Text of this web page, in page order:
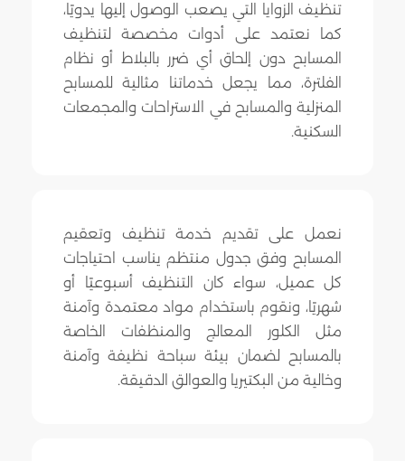
تنظيف الزوايا التي يصعب الوصول إليها يدويًا،
كما نعتمد على أدوات مخصصة لتنظيف
المسابح دون إلحاق أي ضرر بالبلاط أو نظام
الفلترة، مما يجعل خدماتنا مثالية للمسابح
المنزلية والمسابح في الاستراحات والمجمعات
السكنية.
نعمل على تقديم خدمة تنظيف وتعقيم
المسابح وفق جدول منتظم يناسب احتياجات
كل عميل، سواء كان التنظيف أسبوعيًا أو
شهريًا، ونقوم باستخدام مواد معتمدة وآمنة
مثل الكلور المعالج والمنظفات الخاصة
بالمسابح لضمان بيئة سباحة نظيفة وآمنة
وخالية من البكتيريا والعوالق الدقيقة.